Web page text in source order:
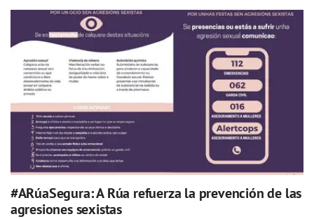
#ARúaSegura: A Rúa refuerza la prevención de las
agresiones sexistas